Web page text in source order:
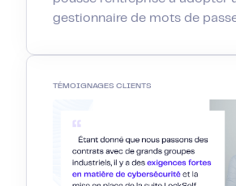
gestionnaire de mots de
TÉMOIGNAGES CLIENTS